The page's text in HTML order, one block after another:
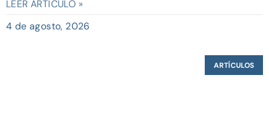
LEER ARTÍCULO »
4 de agosto, 2026
ARTÍCULOS